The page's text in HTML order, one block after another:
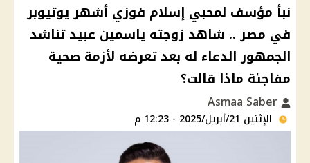
نبأ مؤسف لمحبي إسلام فوزي أشهر يوتيوبر
في مصر .. شاهد زوجته ياسمين عبيد تناشد
الجمهور الدعاء له بعد تعرضه لأزمة صحية
مفاجئة ماذا قالت؟
الإثنين 21/أبريل/2025 - 12:23 م